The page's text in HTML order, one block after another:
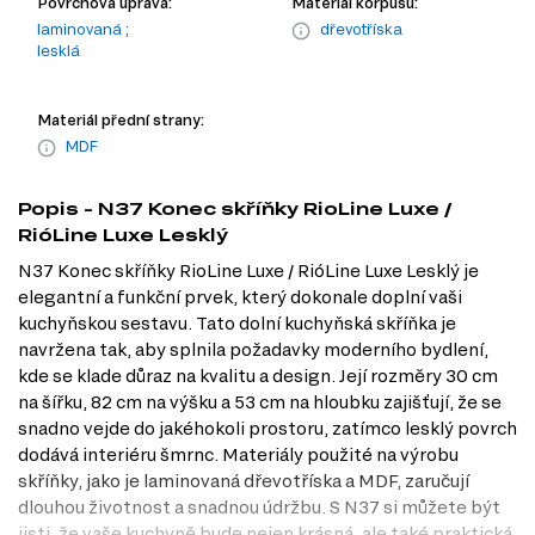
laminovaná ;
lesklá
dřevotříska
Materiál přední strany:
MDF
Popis - N37 Konec skříňky RioLine Luxe /
RióLine Luxe Lesklý
N37 Konec skříňky RioLine Luxe / RióLine Luxe Lesklý je
elegantní a funkční prvek, který dokonale doplní vaši
kuchyňskou sestavu. Tato dolní kuchyňská skříňka je
navržena tak, aby splnila požadavky moderního bydlení,
kde se klade důraz na kvalitu a design. Její rozměry 30 cm
na šířku, 82 cm na výšku a 53 cm na hloubku zajišťují, že se
snadno vejde do jakéhokoli prostoru, zatímco lesklý povrch
dodává interiéru šmrnc. Materiály použité na výrobu
skříňky, jako je laminovaná dřevotříska a MDF, zaručují
dlouhou životnost a snadnou údržbu. S N37 si můžete být